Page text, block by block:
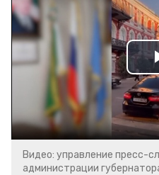
Видео: управление пресс-
администрации